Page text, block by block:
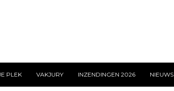
PLEK VAKJURY INZENDINGEN 2026 NIEUWS